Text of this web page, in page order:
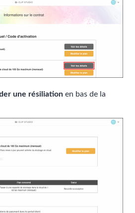
une résiliation en bas de la